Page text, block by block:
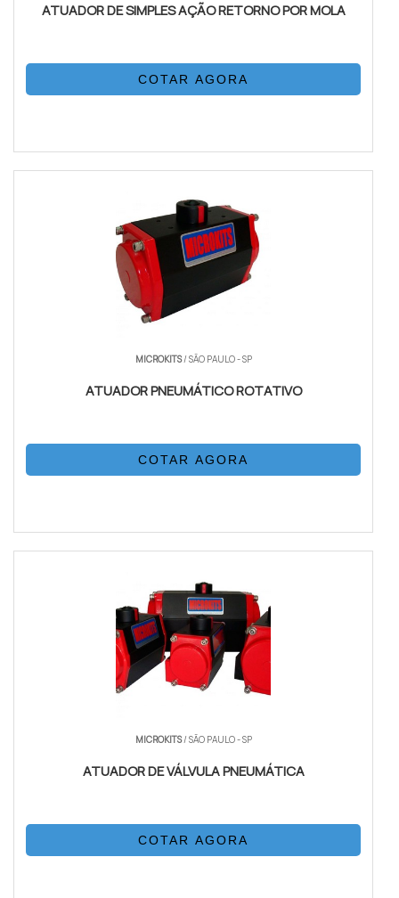
ATUADOR DE SIMPLES AÇÃO RETORNO POR MOLA
COTAR AGORA
MICROKITS/ SÃO PAULO - SP
ATUADOR PNEUMÁTICO ROTATIVO
COTAR AGORA
MICROKITS/ SÃO PAULO - SP
ATUADOR DE VÁLVULA PNEUMÁTICA
COTAR AGORA